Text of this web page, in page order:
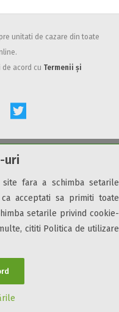
uri
fara a schimba setarile
acceptati sa primiti toate
setarile privind cookie-
cititi Politica de utilizare
unitati de cazare din toate
acord cu Termenii și
rezervate.
Cazare7 Harta Cazare7